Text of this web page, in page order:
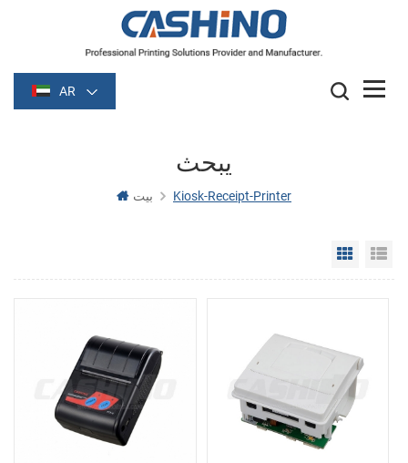
AR
يبحث
بيت Kiosk-Receipt-Printer
Grid